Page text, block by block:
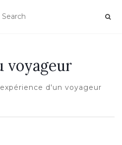
voyageur
d'un voyageur